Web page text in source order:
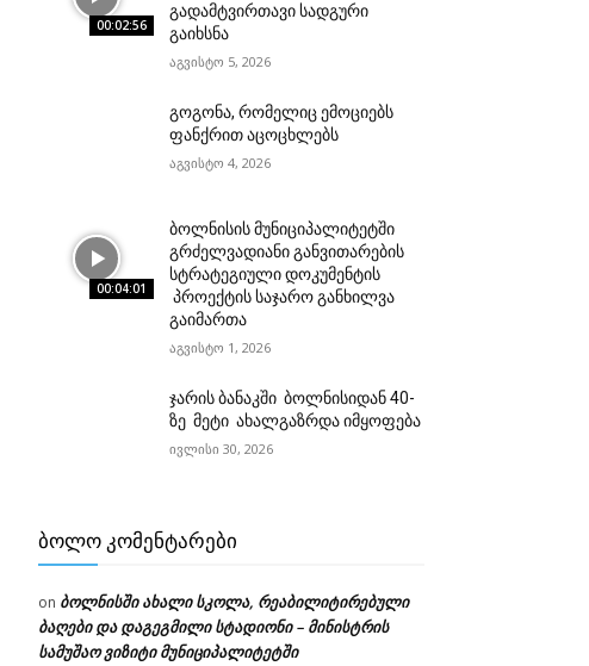
00:02:56
გადამტვირთავი სადგური
გაიხსნა
აგვისტო 5, 2026
გოგონა, რომელიც ემოციებს
ფანქრით აცოცხლებს
აგვისტო 4, 2026
00:04:01
ბოლნისის მუნიციპალიტეტში
გრძელვადიანი განვითარების
სტრატეგიული დოკუმენტის
პროექტის საჯარო განხილვა
გაიმართა
აგვისტო 1, 2026
ჯარის ბანაკში ბოლნისიდან 40-
ზე მეტი ახალგაზრდა იმყოფება
ივლისი 30, 2026
ᲑᲝᲚᲝ ᲙᲝᲛᲔᲜᲢᲐᲠᲔᲑᲘ
on ბოლნისში ახალი სკოლა, რეაბილიტირებული
ბაღები და დაგეგმილი სტადიონი – მინისტრის
სამუშაო ვიზიტი მუნიციპალიტეტში